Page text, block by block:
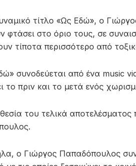
τίτλο «Ως Εδώ», ο
φτάσει στο όριο τους, σε
τίποτα περισσότερο από
συνοδεύεται από ένα music
το πριν και το μετά ενός
του τελικά
ο Γιώργος Παπαδόπουλος